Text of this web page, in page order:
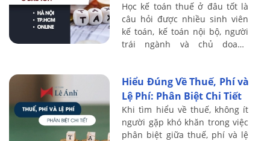
Học kế toán thuế ở đâu tốt là
câu hỏi được nhiều sinh viên
kế toán, kế toán nội bộ, người
trái ngành và chủ doanh
thuế để làm được ...
Hiểu Đúng Về Thuế, Phí và
Lệ Phí: Phân Biệt Chi Tiết
Khi tìm hiểu về thuế, không ít
người gặp khó khăn trong việc
phân biệt giữa thuế, phí và lệ